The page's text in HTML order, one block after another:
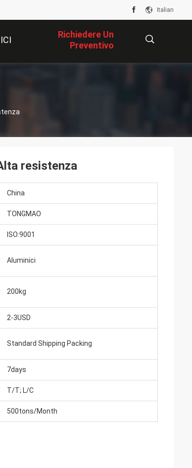
Italian
Richiedere Un
Preventivo
resistenza
China
TONGMAO
ISO:9001
Aluminici
200kg
2-3USD
Standard Shipping Packing
7days
T/T; L/C
500tons/Month